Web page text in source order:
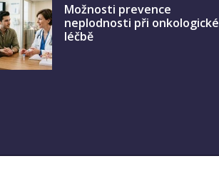
Možnosti prevence
neplodnosti při onkologické
léčbě